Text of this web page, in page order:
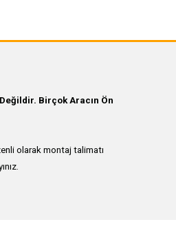
Birçok Aracın Ön
olarak montaj talimatı